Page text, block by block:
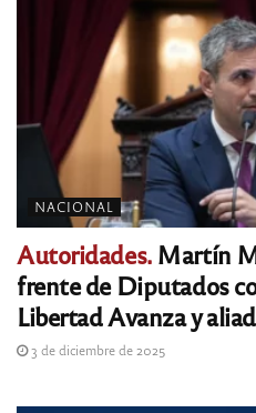
NACIONAL
Autoridades.Martín
frente de Diputados
Libertad Avanza y
3 de diciembre de 2025